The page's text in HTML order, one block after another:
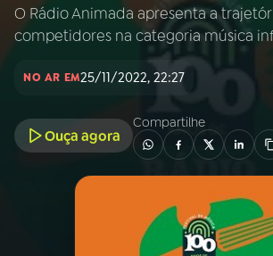
Início AO
INÍCIO
A RÁDIO
PROGRAMAÇÃO
PROGRAMAS
O Rádio Animada apresenta a
competidores na categoria música
NO AR EM25/11/2022, 22:27
Ouça agora
Compartilhe